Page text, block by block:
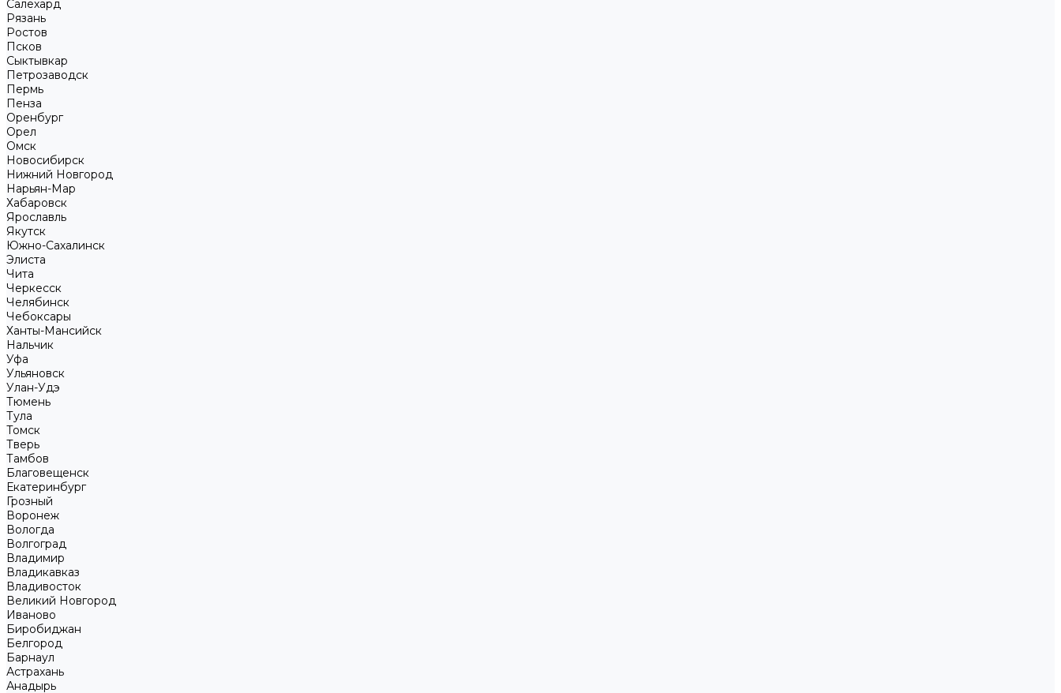
Салехард
Рязань
Ростов
Псков
Сыктывкар
Петрозаводск
Пермь
Пенза
Оренбург
Орел
Омск
Новосибирск
Нижний Новгород
Нарьян-Мар
Хабаровск
Ярославль
Якутск
Южно-Сахалинск
Элиста
Чита
Черкесск
Челябинск
Чебоксары
Ханты-Мансийск
Нальчик
Уфа
Ульяновск
Улан-Удэ
Тюмень
Тула
Томск
Тверь
Тамбов
Благовещенск
Екатеринбург
Грозный
Воронеж
Вологда
Волгоград
Владимир
Владикавказ
Владивосток
Великий Новгород
Иваново
Биробиджан
Белгород
Барнаул
Астрахань
Анадырь